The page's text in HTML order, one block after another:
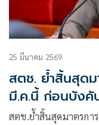
25 มีนาคม 2569
สตช. ย้ำสิ้นสุดม
มี.ค.นี้ ก่อนบังคั
สตช.ย้ำสิ้นสุดมาตรก